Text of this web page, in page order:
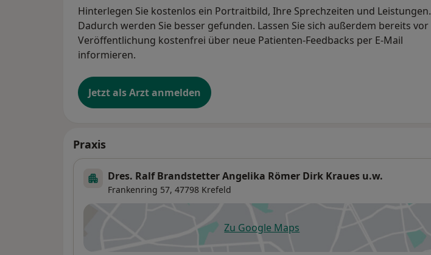
Hinterlegen Sie kostenlos ein Portraitbild, Ihre Sprechzeiten und Leistungen.
Dadurch werden Sie besser gefunden. Lassen Sie sich außerdem bereits vor
Veröffentlichung kostenfrei über neue Patienten-Feedbacks per E-Mail
informieren.
Jetzt als Arzt anmelden
Praxis
Dres. Ralf Brandstetter Angelika Römer Dirk Kraues u.w.
Frankenring 57, 47798 Krefeld
Zu Google Mapsöffnet in einer neuen Registerkarte